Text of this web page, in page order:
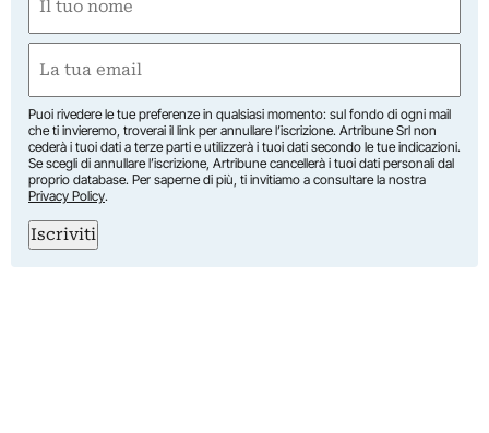
(Obbligatorio)
Nome
(Obbligatorio)
Puoi rivedere le tue preferenze in qualsiasi momento: sul fondo di ogni mail
che ti invieremo, troverai il link per annullare l’iscrizione. Artribune Srl non
cederà i tuoi dati a terze parti e utilizzerà i tuoi dati secondo le tue indicazioni.
Se scegli di annullare l’iscrizione, Artribune cancellerà i tuoi dati personali dal
proprio database. Per saperne di più, ti invitiamo a consultare la nostra
Privacy Policy.
Iscriviti